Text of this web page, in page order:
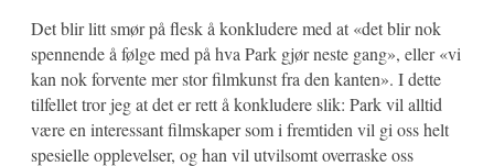
Det blir litt smør på flesk å konkludere med at «det blir nok
spennende å følge med på hva Park gjør neste gang», eller «vi
kan nok forvente mer stor filmkunst fra den kanten». I dette
tilfellet tror jeg at det er rett å konkludere slik: Park vil alltid
være en interessant filmskaper som i fremtiden vil gi oss helt
spesielle opplevelser, og han vil utvilsomt overraske oss